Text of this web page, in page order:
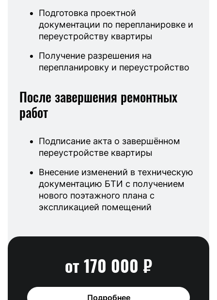
Подготовка проектной
документации по перепланировке и
переустройству квартиры
Получение разрешения на
перепланировку и переустройство
После завершения ремонтных
работ
Подписание акта о завершённом
переустройстве квартиры
Внесение изменений в техническую
документацию БТИ с получением
нового поэтажного плана с
экспликацией помещений
от 170 000 ₽
Подробнее